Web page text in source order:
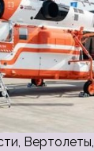
Вертолеты,